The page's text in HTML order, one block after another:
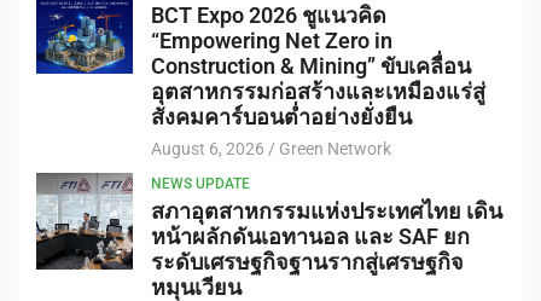
BCT Expo 2026 ชูแนวคิด
“Empowering Net Zero in
Construction & Mining” ขับเคลื่อน
อุตสาหกรรมก่อสร้างและเหมืองแร่สู่
สังคมคาร์บอนต่ำอย่างยั่งยืน
August 6, 2026 Green Network
NEWS UPDATE
สภาอุตสาหกรรมแห่งประเทศไทย เดิน
หน้าผลักดันเอทานอล และ SAF ยก
ระดับเศรษฐกิจฐานรากสู่เศรษฐกิจ
หมุนเวียน